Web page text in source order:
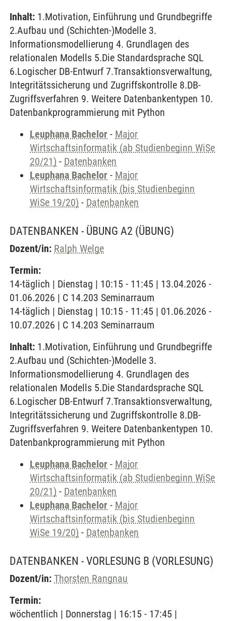
Inhalt: 1.Motivation, Einführung und Grundbegriffe
2.Aufbau und (Schichten-)Modelle 3.
Informationsmodellierung 4. Grundlagen des
relationalen Modells 5.Die Standardsprache SQL
6.Logischer DB-Entwurf 7.Transaktionsverwaltung,
Integritätssicherung und Zugriffskontrolle 8.DB-
Zugriffsverfahren 9. Weitere Datenbankentypen 10.
Datenbankprogrammierung mit Python
Leuphana Bachelor - Major
Wirtschaftsinformatik (ab Studienbeginn WiSe
20/21) - Datenbanken
Leuphana Bachelor - Major
Wirtschaftsinformatik (bis Studienbeginn
WiSe 19/20) - Datenbanken
DATENBANKEN - ÜBUNG A2 (ÜBUNG)
Dozent/in: Ralph Welge
Termin:
14-täglich | Dienstag | 10:15 - 11:45 | 13.04.2026 -
01.06.2026 | C 14.203 Seminarraum
14-täglich | Dienstag | 10:15 - 11:45 | 01.06.2026 -
10.07.2026 | C 14.203 Seminarraum
Inhalt: 1.Motivation, Einführung und Grundbegriffe
2.Aufbau und (Schichten-)Modelle 3.
Informationsmodellierung 4. Grundlagen des
relationalen Modells 5.Die Standardsprache SQL
6.Logischer DB-Entwurf 7.Transaktionsverwaltung,
Integritätssicherung und Zugriffskontrolle 8.DB-
Zugriffsverfahren 9. Weitere Datenbankentypen 10.
Datenbankprogrammierung mit Python
Leuphana Bachelor - Major
Wirtschaftsinformatik (ab Studienbeginn WiSe
20/21) - Datenbanken
Leuphana Bachelor - Major
Wirtschaftsinformatik (bis Studienbeginn
WiSe 19/20) - Datenbanken
DATENBANKEN - VORLESUNG B (VORLESUNG)
Dozent/in: Thorsten Rangnau
Termin:
wöchentlich | Donnerstag | 16:15 - 17:45 |